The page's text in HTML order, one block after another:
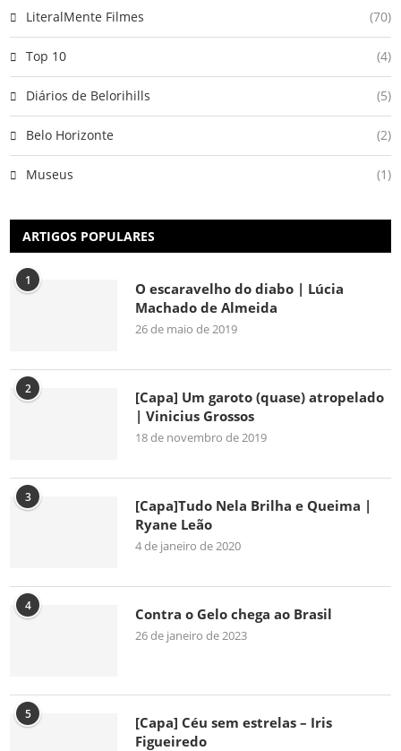
LiteralMente Filmes (70)
Top 10 (4)
Diários de Belorihills (5)
Belo Horizonte (2)
Museus (1)
ARTIGOS POPULARES
1
O escaravelho do diabo | Lúcia
Machado de Almeida
26 de maio de 2019
2
[Capa] Um garoto (quase) atropelado
| Vinicius Grossos
18 de novembro de 2019
3
[Capa]Tudo Nela Brilha e Queima |
Ryane Leão
4 de janeiro de 2020
4 Contra o Gelo chega ao Brasil
26 de janeiro de 2023
5
[Capa] Céu sem estrelas – Iris
Figueiredo